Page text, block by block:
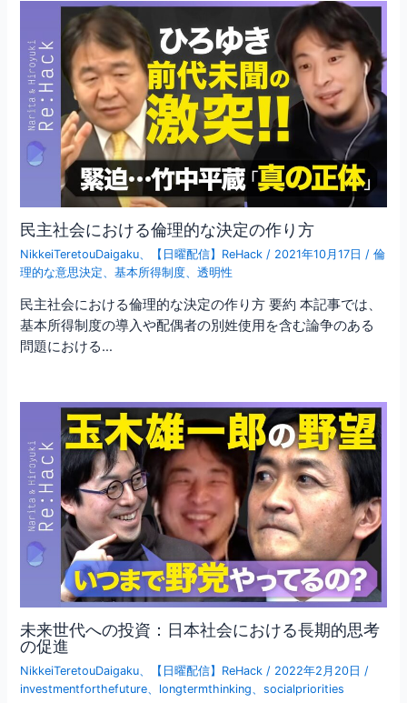
民主社会における倫理的な決定の作り方
NikkeiTeretouDaigaku 【日曜配信】ReHack / 2021年10月17日 /倫
理的な意思決定 、基本所得制度 、透明性
民主社会における倫理的な決定の作り方 要約 本記事では、
基本所得制度の導入や配偶者の別姓使用を含む論争のある
問題における…
未来世代への投資：日本社会における長期的思考
の促進
NikkeiTeretouDaigaku、 【日曜配信】ReHack / 2022年2月20日 /
investmentforthefuture、 longtermthinking、socialpriorities